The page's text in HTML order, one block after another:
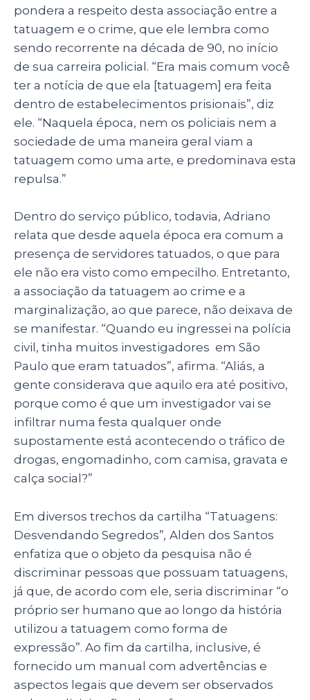
pondera a respeito desta associação entre a
tatuagem e o crime, que ele lembra como
sendo recorrente na década de 90, no início
de sua carreira policial. “Era mais comum você
ter a notícia de que ela [tatuagem] era feita
dentro de estabelecimentos prisionais”, diz
ele. “Naquela época, nem os policiais nem a
sociedade de uma maneira geral viam a
tatuagem como uma arte, e predominava esta
repulsa.”
Dentro do serviço público, todavia, Adriano
relata que desde aquela época era comum a
presença de servidores tatuados, o que para
ele não era visto como empecilho. Entretanto,
a associação da tatuagem ao crime e a
marginalização, ao que parece, não deixava de
se manifestar. “Quando eu ingressei na polícia
civil, tinha muitos investigadores em São
Paulo que eram tatuados”, afirma. “Aliás, a
gente considerava que aquilo era até positivo,
porque como é que um investigador vai se
infiltrar numa festa qualquer onde
supostamente está acontecendo o tráfico de
drogas, engomadinho, com camisa, gravata e
calça social?”
Em diversos trechos da cartilha “Tatuagens:
Desvendando Segredos”, Alden dos Santos
enfatiza que o objeto da pesquisa não é
discriminar pessoas que possuam tatuagens,
já que, de acordo com ele, seria discriminar “o
próprio ser humano que ao longo da história
utilizou a tatuagem como forma de
expressão”. Ao fim da cartilha, inclusive, é
fornecido um manual com advertências e
aspectos legais que devem ser observados